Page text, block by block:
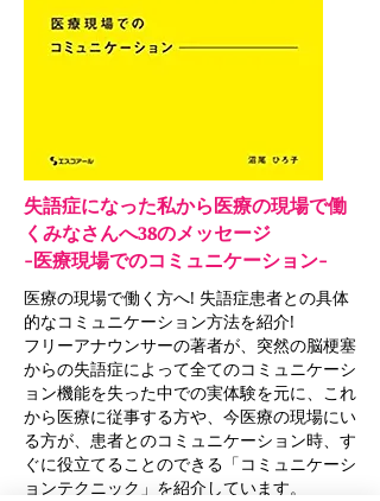
失語症になった私から医療の現場で働
くみなさんへ38のメッセージ
-医療現場でのコミュニケーション-
医療の現場で働く方へ! 失語症患者との具体
的なコミュニケーション方法を紹介!
フリーアナウンサーの著者が、突然の脳梗塞
からの失語症によって全てのコミュニケーシ
ョン機能を失った中での実体験を元に、これ
から医療に従事する方や、今医療の現場にい
る方が、患者とのコミュニケーション時、す
ぐに役立てることのできる「コミュニケーシ
ョンテクニック」を紹介しています。